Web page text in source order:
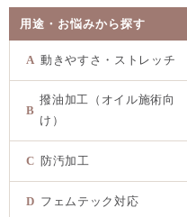
用途・お悩みから探す
A 動きやすさ・ストレッチ
B
撥油加工（オイル施術向
け）
C 防汚加工
D フェムテック対応